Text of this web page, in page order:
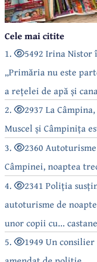
Cele mai citite
1.
5492 Irina Nistor
„Primăria nu este
a rețelei de apă și
câmpinenilor!”
2.
2937 La
Muscel și Câmpinița
3.
2360
Câmpinei, noaptea
4.
2341 Poliția
autoturisme de
unor copii cu...
5.
1949 Un